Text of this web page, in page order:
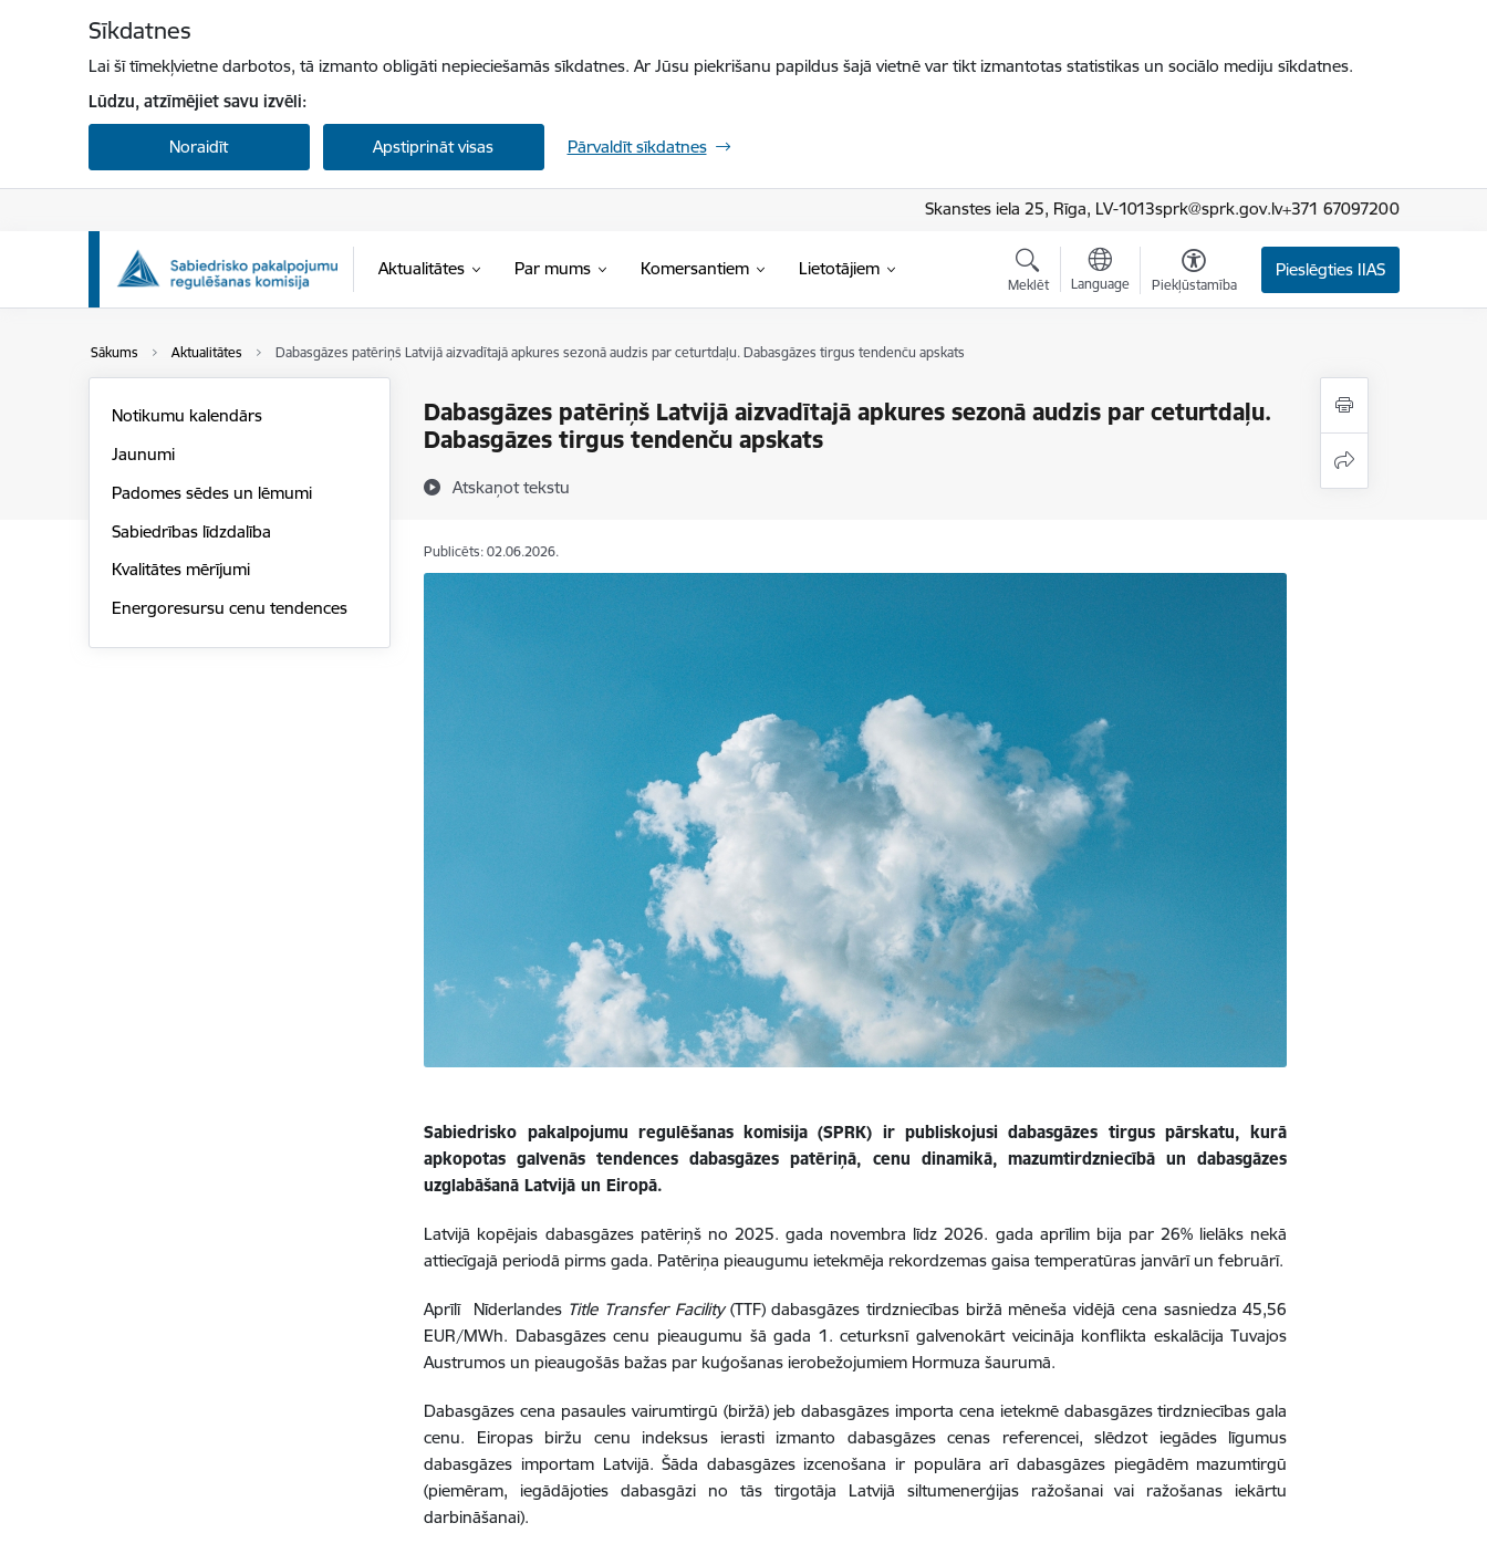
Sīkdatnes
Lai šī tīmekļvietne darbotos, tā izmanto obligāti nepieciešamās sīkdatnes. Ar Jūsu piekrišanu papildus šajā vietnē var tikt izmantotas statistikas un sociālo mediju sīkdatnes.
Lūdzu, atzīmējiet savu izvēli:
Noraidīt Apstiprināt visas Pārvaldīt sīkdatnes
Skanstes iela 25, Rīga, LV-1013sprk@sprk.gov.lv+371 67097200
Aktualitātes Par mums Komersantiem Lietotājiem
Meklēt Language Piekļūstamība
Pieslēgties IIAS
Sākums Aktualitātes Dabasgāzes patēriņš Latvijā aizvadītajā apkures sezonā audzis par ceturtdaļu. Dabasgāzes tirgus tendenču apskats
Dabasgāzes patēriņš Latvijā aizvadītajā apkures sezonā audzis par ceturtdaļu.
Dabasgāzes tirgus tendenču apskats
Atskaņot tekstu
Notikumu kalendārs
Jaunumi
Padomes sēdes un lēmumi
Sabiedrības līdzdalība
Kvalitātes mērījumi
Energoresursu cenu tendences
Publicēts: 02.06.2026.
Sabiedrisko pakalpojumu regulēšanas komisija (SPRK) ir publiskojusi dabasgāzes tirgus pārskatu, kurā
apkopotas galvenās tendences dabasgāzes patēriņā, cenu dinamikā, mazumtirdzniecībā un dabasgāzes
uzglabāšanā Latvijā un Eiropā.
Latvijā kopējais dabasgāzes patēriņš no 2025. gada novembra līdz 2026. gada aprīlim bija par 26% lielāks nekā
attiecīgajā periodā pirms gada. Patēriņa pieaugumu ietekmēja rekordzemas gaisa temperatūras janvārī un februārī.
Aprīlī Nīderlandes Title Transfer Facility(TTF) dabasgāzes tirdzniecības biržā mēneša vidējā cena sasniedza 45,56
EUR/MWh. Dabasgāzes cenu pieaugumu šā gada 1. ceturksnī galvenokārt veicināja konflikta eskalācija Tuvajos
Austrumos un pieaugošās bažas par kuģošanas ierobežojumiem Hormuza šaurumā.
Dabasgāzes cena pasaules vairumtirgū (biržā) jeb dabasgāzes importa cena ietekmē dabasgāzes tirdzniecības gala
cenu. Eiropas biržu cenu indeksus ierasti izmanto dabasgāzes cenas referencei, slēdzot iegādes līgumus
dabasgāzes importam Latvijā. Šāda dabasgāzes izcenošana ir populāra arī dabasgāzes piegādēm mazumtirgū
(piemēram, iegādājoties dabasgāzi no tās tirgotāja Latvijā siltumenerģijas ražošanai vai ražošanas iekārtu
darbināšanai).